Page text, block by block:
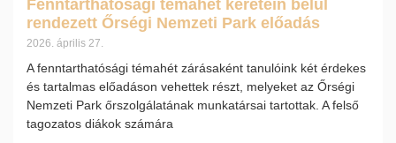
Fenntarthatósági témahét keretein belül
rendezett Őrségi Nemzeti Park előadás
2026. április 27.
A fenntarthatósági témahét zárásaként tanulóink két érdekes
és tartalmas előadáson vehettek részt, melyeket az Őrségi
Nemzeti Park őrszolgálatának munkatársai tartottak. A felső
tagozatos diákok számára